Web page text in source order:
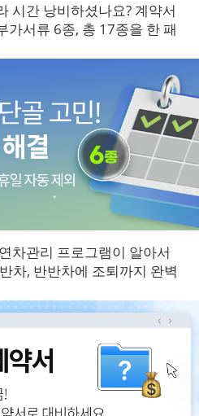
시간 낭비하셨나요? 계약서
가서류 6종, 총 17종을 한 패
차관리 프로그램이 알아서
차, 반반차에 조퇴까지 완벽